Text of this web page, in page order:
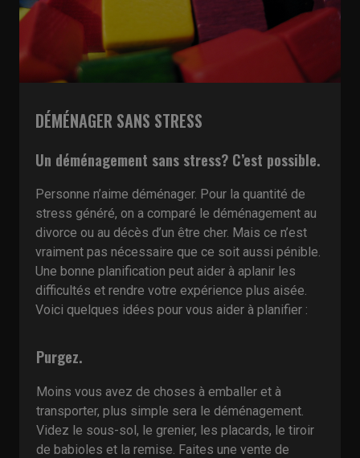
DÉMÉNAGER SANS STRESS
Un déménagement sans stress? C’est possible.
Personne n’aime déménager. Pour la quantité de
stress généré, on a comparé le déménagement au
divorce ou au décès d’un être cher. Mais ce n’est
vraiment pas nécessaire que ce soit aussi pénible.
Une bonne planification peut aider à aplanir les
difficultés et rendre votre expérience plus aisée.
Voici quelques idées pour vous aider à planifier :
Purgez.
Moins vous avez de choses à emballer et à
transporter, plus simple sera le déménagement.
Videz le sous-sol, le grenier, les placards, le tiroir
de babioles et la remise. Faites une vente de